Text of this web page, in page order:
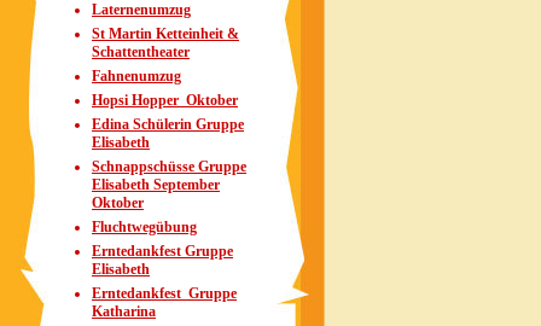
Laternenumzug
St Martin Ketteinheit &
Schattentheater
Fahnenumzug
Hopsi Hopper_Oktober
Edina Schülerin Gruppe
Elisabeth
Schnappschüsse Gruppe
Elisabeth September
Oktober
Fluchtwegübung
Erntedankfest Gruppe
Elisabeth
Erntedankfest_Gruppe
Katharina